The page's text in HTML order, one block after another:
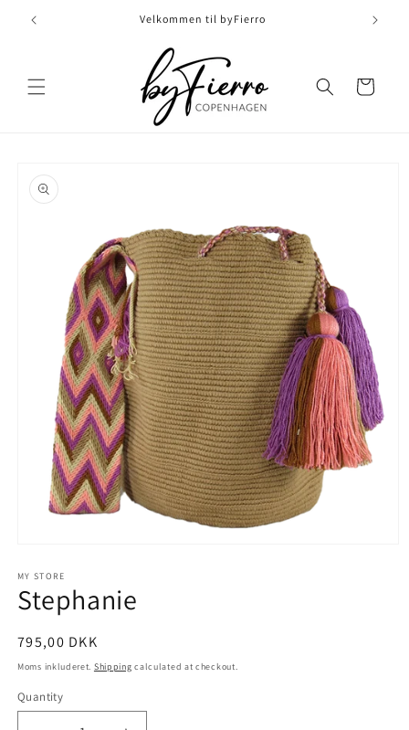
Skip to
content
Velkommen til byFierro
Indkøbskurv
product
information
1
in
modal
MY STORE
Stephanie
795,00 DKK
Moms inkluderet. Shipping calculated at checkout.
Quantity